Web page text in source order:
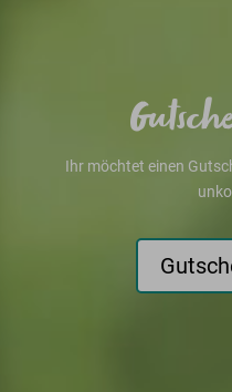
Ihr möchtet einen